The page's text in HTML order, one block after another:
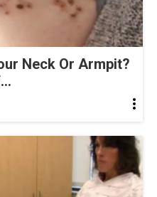
Neck Or Armpit?